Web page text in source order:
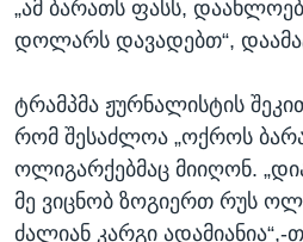
„ამ ბარათს ფასს,
დოლარს დავადებთ“,
ტრამპმა ჟურნალისტის
რომ შესაძლოა „ოქროს
ოლიგარქებმაც მიიღონ.
მე ვიცნობ ზოგიერთ რუს
ძალიან კარგი ადამიანია“,-